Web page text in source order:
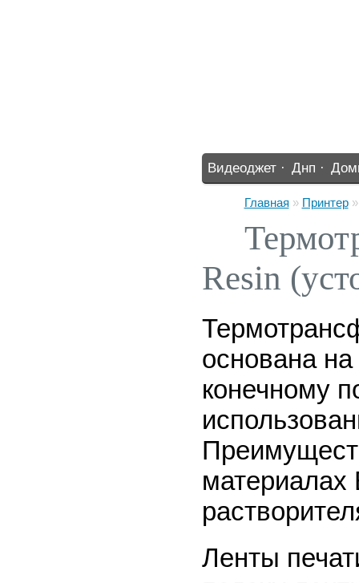
Видеоджет · Днп ·
Главная » Принтер
Resin
основана
конечному
материалах
Ленты